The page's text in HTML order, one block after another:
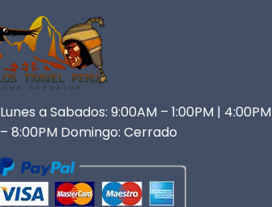
Lunes a Sabados: 9:00AM – 1:00PM | 4:00PM
– 8:00PM Domingo: Cerrado